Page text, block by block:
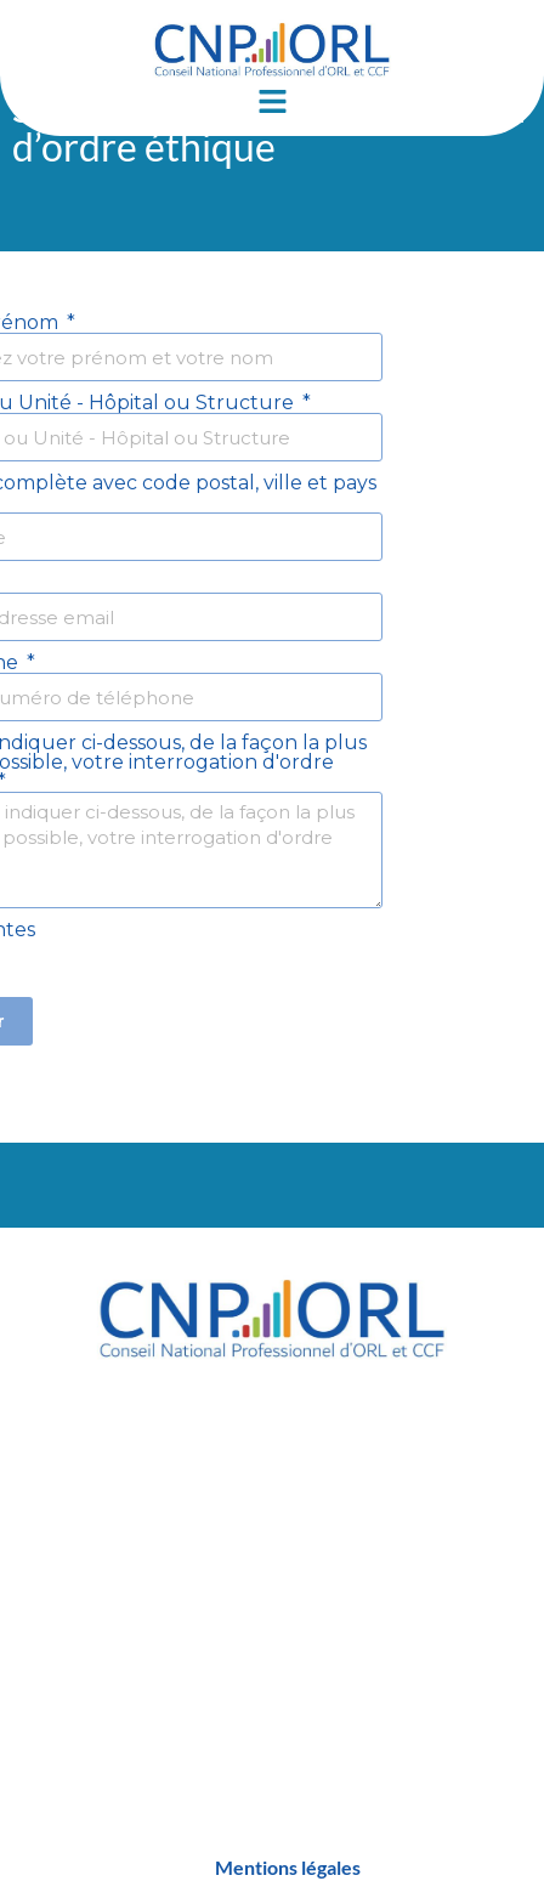
Saisine pour une interrogation
d’ordre éthique​
Unité - Hôpital ou Structure
avec code postal, ville et pays
ci-dessous, de la façon la plus
votre interrogation d'ordre
Mentions légales